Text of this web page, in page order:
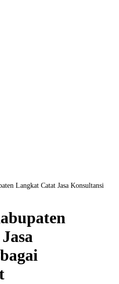
Langkat Catat Jasa Konsultansi